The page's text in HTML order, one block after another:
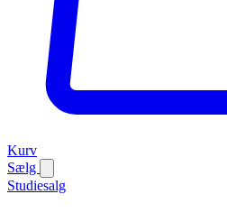
Kurv
Sælg
Studiesalg